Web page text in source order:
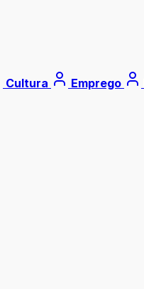
Cultura Emprego